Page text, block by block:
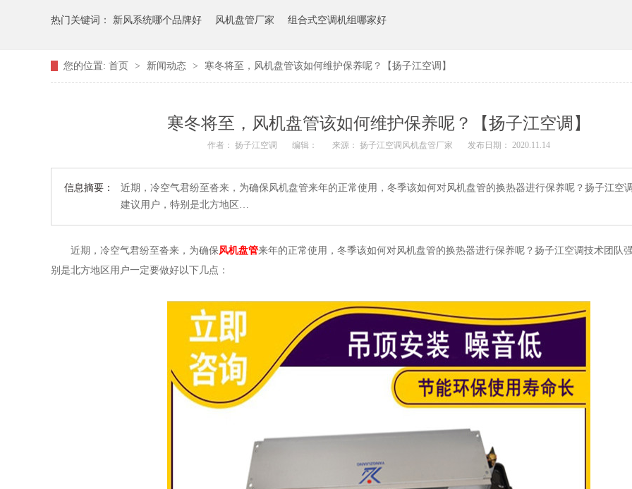
热门关键词： 新风系统哪个品牌好 风机盘管厂家 组合式空调机组哪家好
您的位置: 首页 > 新闻动态 > 寒冬将至，风机盘管该如何维护保养呢？【扬子江空调】
寒冬将至，风机盘管该如何维护保养呢？【扬子江空调】
作者： 扬子江空调 编辑： 来源： 扬子江空调风机盘管厂家 发布日期： 2020.11.14
信息摘要：
近期，冷空气君纷至沓来，为确保风机盘管来年的正常使用，冬季该如何对风机盘管的换热器进行保养呢？扬子江空
建议用户，特别是北方地区…
近期，冷空气君纷至沓来，为确保风机盘管来年的正常使用，冬季该如何对风机盘管的换热器进行保养呢？扬子江空调技术团队
别是北方地区用户一定要做好以下几点：